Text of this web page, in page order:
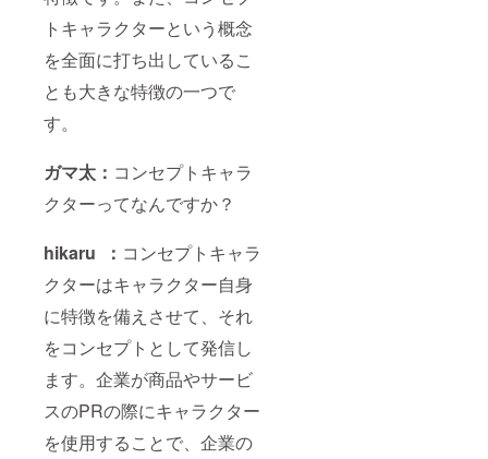
トキャラクターという概念
を全面に打ち出しているこ
とも大きな特徴の一つで
す。
ガマ太： コンセプトキャラ
クターってなんですか？
hikaru ： コンセプトキャラ
クターはキャラクター自身
に特徴を備えさせて、それ
をコンセプトとして発信し
ます。企業が商品やサービ
スのPRの際にキャラクター
を使用することで、企業の